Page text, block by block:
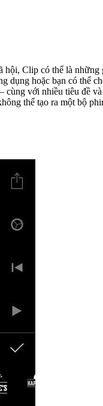
hội, Clip có thể là
có thể được đặt vào. Một